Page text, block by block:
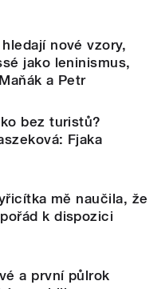
nové vzory,
jako leninismus,
a Petr
bez turistů?
Fjaka
mě naučila, že
k dispozici
a první půlrok